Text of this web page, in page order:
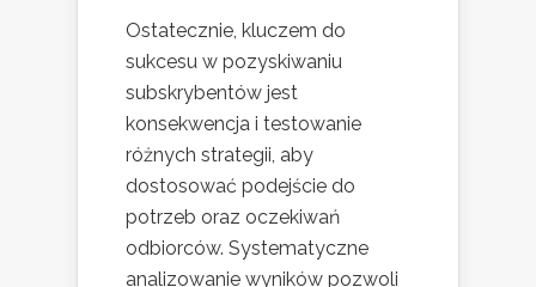
Ostatecznie, kluczem do
sukcesu w pozyskiwaniu
subskrybentów jest
konsekwencja i testowanie
różnych strategii, aby
dostosować podejście do
potrzeb oraz oczekiwań
odbiorców. Systematyczne
analizowanie wyników pozwoli